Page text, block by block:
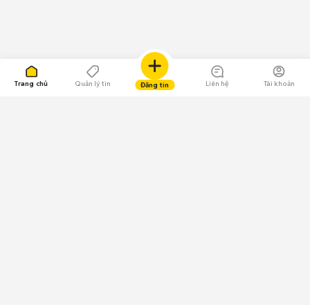
Trang chủ Quản lý tin Đăng tin Liên hệ Tài khoản